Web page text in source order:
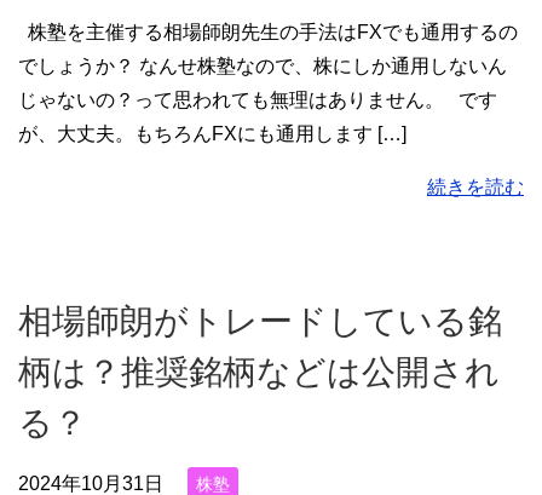
株塾を主催する相場師朗先生の手法はFXでも通用するの
でしょうか？ なんせ株塾なので、株にしか通用しないん
じゃないの？って思われても無理はありません。 です
が、大丈夫。もちろんFXにも通用します […]
続きを読む
相場師朗がトレードしている銘
柄は？推奨銘柄などは公開され
る？
2024年10月31日 株塾